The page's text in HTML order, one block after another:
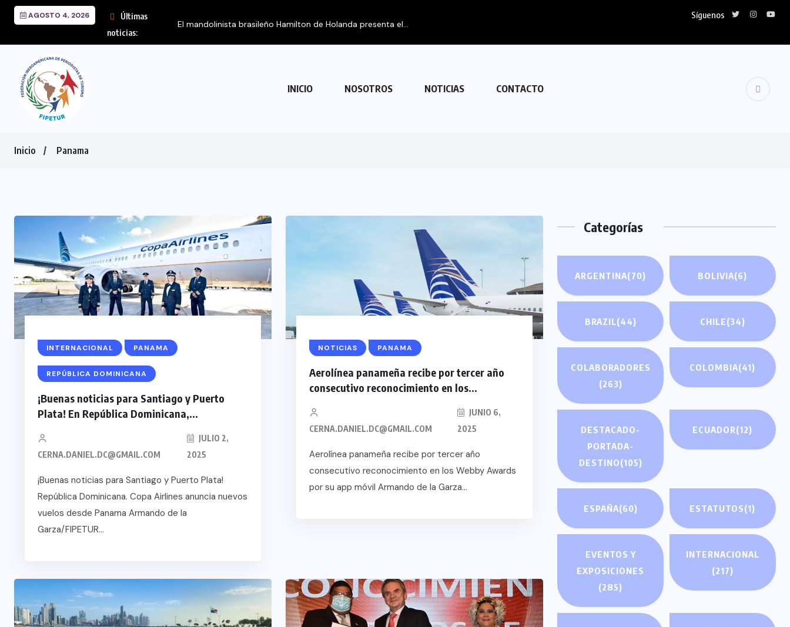
AGOSTO 4, 2026
Últimas
noticias:
Síguenos
INICIO NOSOTROS NOTICIAS CONTACTO
Inicio Panama
INTERNACIONAL PANAMA
REPÚBLICA DOMINICANA
¡Buenas noticias para Santiago y Puerto
Plata! En República Dominicana,...
CERNA.DANIEL.DC@GMAIL.COM
JULIO 2,
2025
¡Buenas noticias para Santiago y Puerto Plata!
República Dominicana. Copa Airlines anuncia nuevos
vuelos desde Panama Armando de la
Garza/FIPETUR...
NOTICIAS PANAMA
Aerolínea panameña recibe por tercer año
consecutivo reconocimiento en los...
CERNA.DANIEL.DC@GMAIL.COM
JUNIO 6,
2025
Aerolínea panameña recibe por tercer año
consecutivo reconocimiento en los Webby Awards
por su app móvil Armando de la Garza...
Categorías
ARGENTINA(70) BOLIVIA(6)
BRAZIL(44) CHILE(34)
COLABORADORES
(263)
COLOMBIA(41)
DESTACADO-
PORTADA-
DESTINO(105)
ECUADOR(12)
ESPAÑA(60) ESTATUTOS(1)
EVENTOS Y
EXPOSICIONES
(285)
INTERNACIONAL
(217)